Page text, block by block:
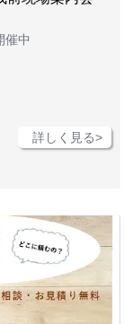
催中
詳しく見る>